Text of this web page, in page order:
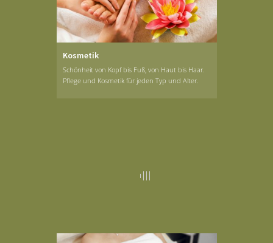
Kosmetik
Schönheit von Kopf bis Fuß, von Haut bis Haar.
Pflege und Kosmetik für jeden Typ und Alter.